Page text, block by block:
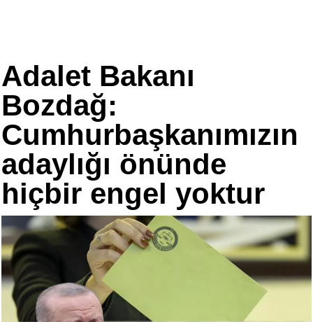
Adalet Bakanı
Bozdağ:
Cumhurbaşkanımızın
adaylığı önünde
hiçbir engel yoktur